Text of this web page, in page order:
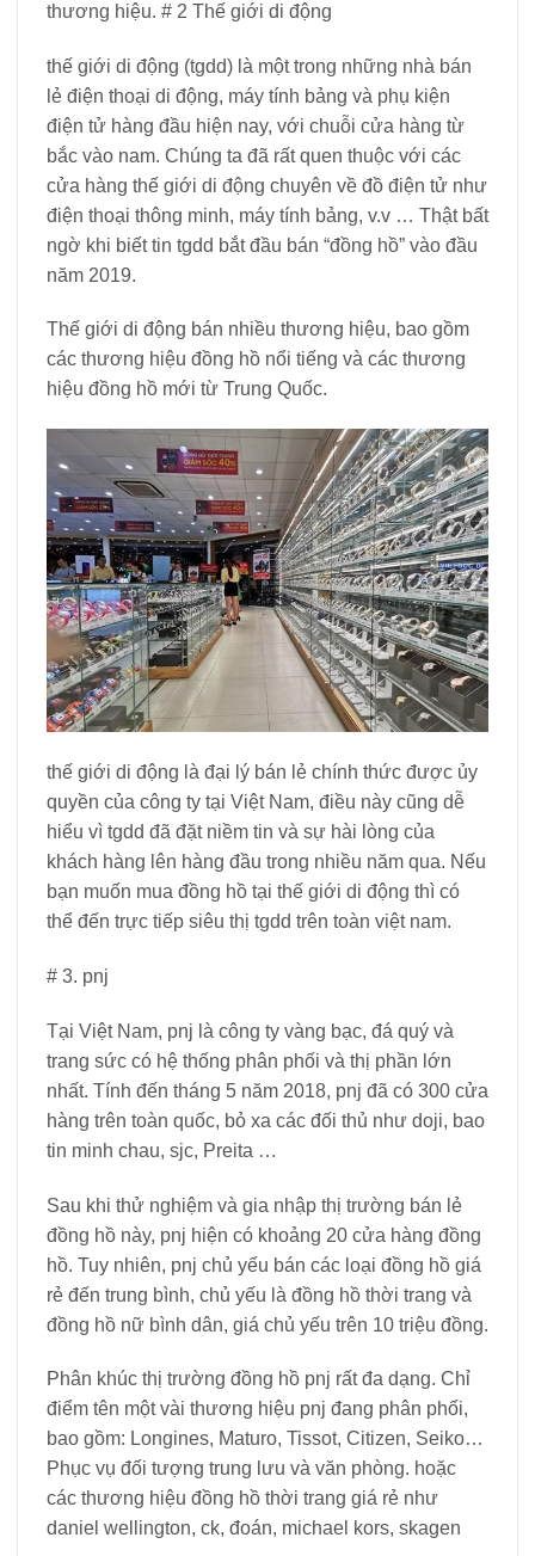
thương hiệu. # 2 Thế giới di động
thế giới di động (tgdd) là một trong những nhà bán
lẻ điện thoại di động, máy tính bảng và phụ kiện
điện tử hàng đầu hiện nay, với chuỗi cửa hàng từ
bắc vào nam. Chúng ta đã rất quen thuộc với các
cửa hàng thế giới di động chuyên về đồ điện tử như
điện thoại thông minh, máy tính bảng, v.v … Thật bất
ngờ khi biết tin tgdd bắt đầu bán “đồng hồ” vào đầu
năm 2019.
Thế giới di động bán nhiều thương hiệu, bao gồm
các thương hiệu đồng hồ nổi tiếng và các thương
hiệu đồng hồ mới từ Trung Quốc.
thế giới di động là đại lý bán lẻ chính thức được ủy
quyền của công ty tại Việt Nam, điều này cũng dễ
hiểu vì tgdd đã đặt niềm tin và sự hài lòng của
khách hàng lên hàng đầu trong nhiều năm qua. Nếu
bạn muốn mua đồng hồ tại thế giới di động thì có
thể đến trực tiếp siêu thị tgdd trên toàn việt nam.
# 3. pnj
Tại Việt Nam, pnj là công ty vàng bạc, đá quý và
trang sức có hệ thống phân phối và thị phần lớn
nhất. Tính đến tháng 5 năm 2018, pnj đã có 300 cửa
hàng trên toàn quốc, bỏ xa các đối thủ như doji, bao
tin minh chau, sjc, Preita …
Sau khi thử nghiệm và gia nhập thị trường bán lẻ
đồng hồ này, pnj hiện có khoảng 20 cửa hàng đồng
hồ. Tuy nhiên, pnj chủ yếu bán các loại đồng hồ giá
rẻ đến trung bình, chủ yếu là đồng hồ thời trang và
đồng hồ nữ bình dân, giá chủ yếu trên 10 triệu đồng.
Phân khúc thị trường đồng hồ pnj rất đa dạng. Chỉ
điểm tên một vài thương hiệu pnj đang phân phối,
bao gồm: Longines, Maturo, Tissot, Citizen, Seiko…
Phục vụ đối tượng trung lưu và văn phòng. hoặc
các thương hiệu đồng hồ thời trang giá rẻ như
daniel wellington, ck, đoán, michael kors, skagen